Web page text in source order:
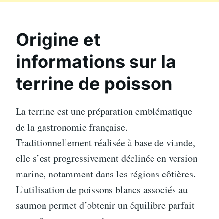
Origine et
informations sur la
terrine de poisson
La terrine est une préparation emblématique
de la gastronomie française.
Traditionnellement réalisée à base de viande,
elle s’est progressivement déclinée en version
marine, notamment dans les régions côtières.
L’utilisation de poissons blancs associés au
saumon permet d’obtenir un équilibre parfait